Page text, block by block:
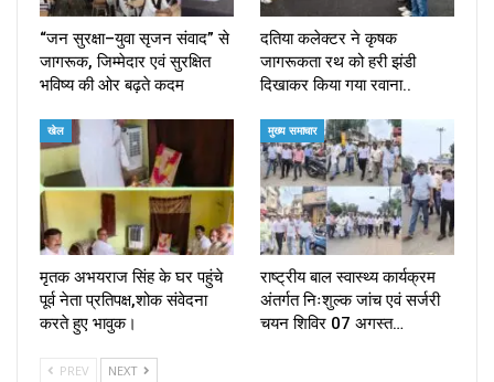
“जन सुरक्षा–युवा सृजन संवाद” से
जागरूक, जिम्मेदार एवं सुरक्षित
भविष्य की ओर बढ़ते कदम
दतिया कलेक्टर ने कृषक
जागरूकता रथ को हरी झंडी
दिखाकर किया गया रवाना..
खेल
मृतक अभयराज सिंह के घर पहुंचे
पूर्व नेता प्रतिपक्ष,शोक संवेदना
करते हुए भावुक।
मुख्य समाचार
राष्ट्रीय बाल स्वास्थ्य कार्यक्रम
अंतर्गत निःशुल्क जांच एवं सर्जरी
चयन शिविर 07 अगस्त…
PREV NEXT